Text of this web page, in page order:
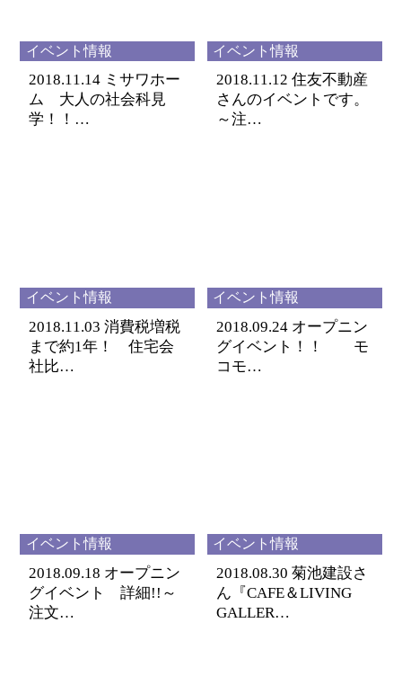
イベント情報
2018.11.14 ミサワホー
ム 大人の社会科見
学！！…
イベント情報
2018.11.12 住友不動産
さんのイベントです。
～注…
イベント情報
2018.11.03 消費税増税
まで約1年！ 住宅会
社比…
イベント情報
2018.09.24オープニン
グイベント！！ モ
コモ…
イベント情報
2018.09.18 オープニン
グイベント 詳細!!～
注文…
イベント情報
2018.08.30 菊池建設さ
ん『CAFE＆LIVING
GALLER…